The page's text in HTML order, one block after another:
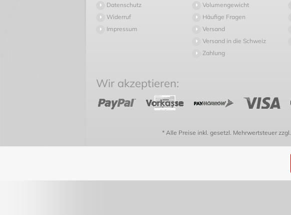
Datenschutz
Widerruf
Impressum
Volumengewicht
Häufige Fragen
Versand
Versand in die Schweiz
Zahlung
Wir akzeptieren:
* Alle Preise inkl. gesetzl. Mehrwertsteuer zzgl.